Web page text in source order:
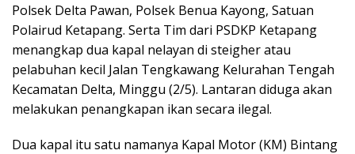
Polsek Delta Pawan, Polsek Benua Kayong, Satuan
Polairud Ketapang. Serta Tim dari PSDKP Ketapang
menangkap dua kapal nelayan di steigher atau
pelabuhan kecil Jalan Tengkawang Kelurahan Tengah
Kecamatan Delta, Minggu (2/5). Lantaran diduga akan
melakukan penangkapan ikan secara ilegal.
Dua kapal itu satu namanya Kapal Motor (KM) Bintang